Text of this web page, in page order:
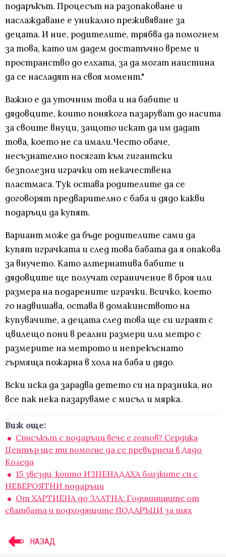
подаръкът. Процесът на разопаковане и
наслаждаване е уникално преживяване за
децата. И ние, родителите, трябва да помогнем
за това, като им дадем достатъчно време и
пространство до елхата, за да могат наистина
да се насладят на своя момент."
Важно е да уточним това и на бабите и
дядовците, които понякога пазаруват до насита
за своите внуци, защото искат да им дадат
това, което не са имали.Често обаче,
несъзнателно посягат към гигантски
безполезни играчки от некачествена
пластмаса. Тук остава родителите да се
договорят предварително с баба и дядо какви
подаръци да купят.
Вариант може да бъде родителите сами да
купят играчката и след това бабата да я опакова
за внучето. Като алтернатива бабите и
дядовците ще получат ограничение в броя или
размера на подарените играчки. Всичко, което
го надвишава, остава в домакинството на
купувачите, а децата след това ще си играят с
цвилещо пони в реални размери или метро с
размерите на метрото и непрекъснато
гърмяща пожарна в хола на баба и дядо.
Вски иска да зарадва детето си на празника, но
все пак нека пазаруваме с мисъл и мярка.
Виж още:
Списъкът с подаръци вече е готов? Сердика
Център ще ти помогне да се превърнеш в Дядо
Коледа
15 звезди, които ИЗНЕНАДАХА близките си с
НЕВЕРОЯТНИ подаръци
От ХАРТИЕНА до ЗЛАТНА: Годишнините от
сватбата и подходящите ПОДАРЪЦИ за тях
НАЗАД